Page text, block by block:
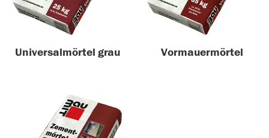
Universalmörtel grau Vormauermörtel